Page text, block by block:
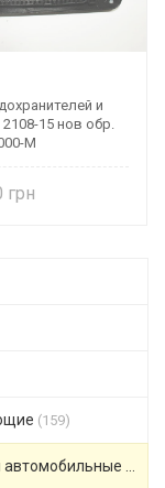
и
15 нов обр.
М
(159)
(306)